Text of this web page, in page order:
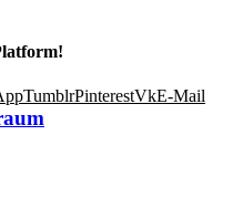
TumblrPinterestVkE-Mail